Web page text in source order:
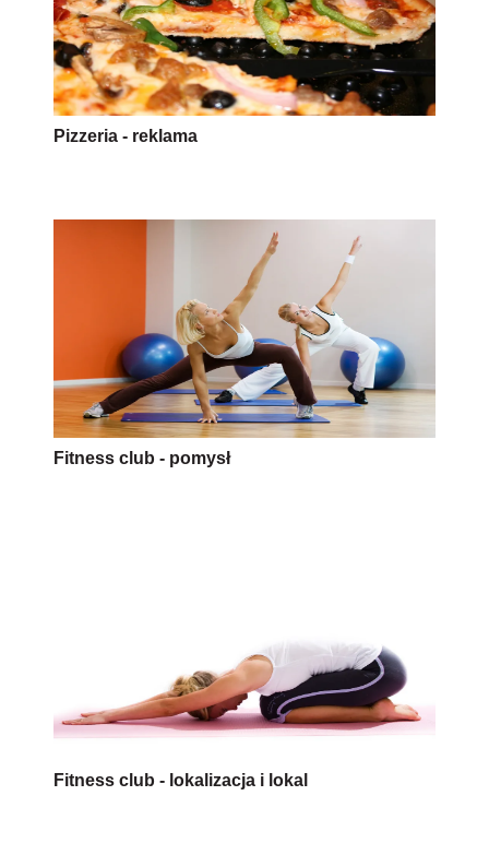
Pizzeria - reklama
Fitness club - pomysł
Fitness club - lokalizacja i lokal